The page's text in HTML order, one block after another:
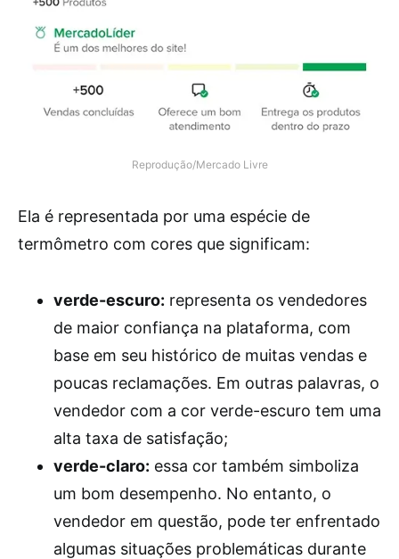
Reprodução/Mercado Livre
Ela é representada por uma espécie de
termômetro com cores que significam:
verde-escuro: representa os vendedores
de maior confiança na plataforma, com
base em seu histórico de muitas vendas e
poucas reclamações. Em outras palavras, o
vendedor com a cor verde-escuro tem uma
alta taxa de satisfação;
verde-claro: essa cor também simboliza
um bom desempenho. No entanto, o
vendedor em questão, pode ter enfrentado
algumas situações problemáticas durante